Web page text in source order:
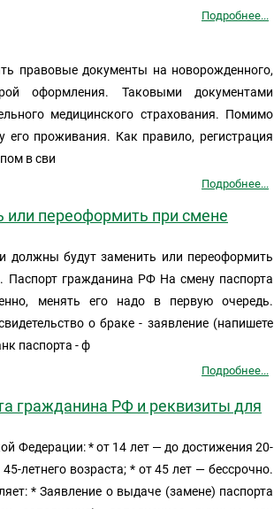
Подробнее...
правовые документы на новорожденного,
оформления. Таковыми документами
медицинского страхования. Помимо
его проживания. Как правило, регистрация
в сви
Подробнее...
переоформить при смене
должны будут заменить или переоформить
гражданина РФ На смену паспорта
менять его надо в первую очередь.
о браке - заявление (напишете
паспорта - ф
Подробнее...
гражданина РФ и реквизиты для
Федерации: * от 14 лет — до достижения 20-
летнего возраста; * от 45 лет — бессрочно.
* Заявление о выдаче (замене) паспорта